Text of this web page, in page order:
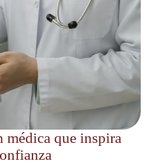
médica que inspira